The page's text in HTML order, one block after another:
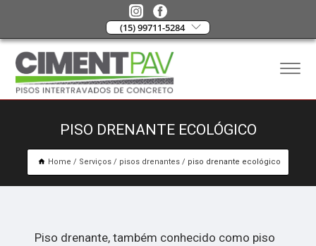
(15) 99711-5284
PISO DRENANTE ECOLÓGICO
Home Serviços pisos drenantes piso drenante ecológico
Piso drenante, também conhecido como piso